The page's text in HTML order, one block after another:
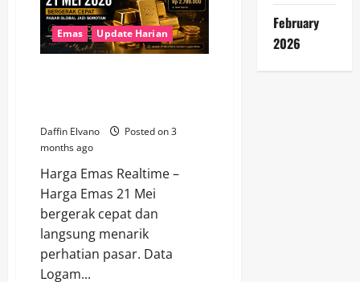
Juli
2026,
Harga
Logam
Mulia
Emas Update Harian
Daffin Elvano
Posted on 3
months ago
Harga Emas Realtime –
Harga Emas 21 Mei
bergerak cepat dan
langsung menarik
perhatian pasar. Data
Logam...
February
2026